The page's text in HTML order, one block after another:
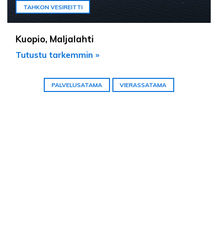
TAHKON VESIREITTI
Kuopio, Maljalahti
Tutustu tarkemmin »
PALVELUSATAMA VIERASSATAMA